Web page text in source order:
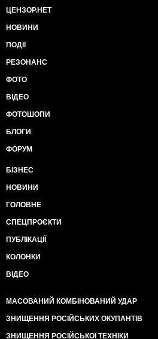
ЦЕНЗОР.НЕТ
НОВИНИ
ПОДІЇ
РЕЗОНАНС
ФОТО
ВІДЕО
ФОТОШОПИ
БЛОГИ
ФОРУМ
БІЗНЕС
НОВИНИ
ГОЛОВНЕ
СПЕЦПРОЄКТИ
ПУБЛІКАЦІЇ
КОЛОНКИ
ВІДЕО
МАСОВАНИЙ КОМБІНОВАНИЙ УДАР
ЗНИЩЕННЯ РОСІЙСЬКИХ ОКУПАНТІВ
ЗНИЩЕННЯ РОСІЙСЬКОЇ ТЕХНІКИ